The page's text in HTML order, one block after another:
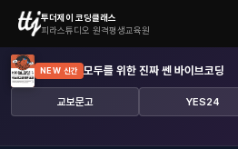
투더제이 코딩클래스
피라스튜디오 원격평생교육원
NEW 신간 모두를 위한 진짜 쎈 바이브코딩
교보문고 YES24